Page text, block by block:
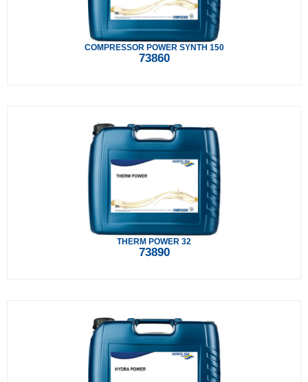
COMPRESSOR POWER SYNTH 150
73860
THERM POWER 32
73890